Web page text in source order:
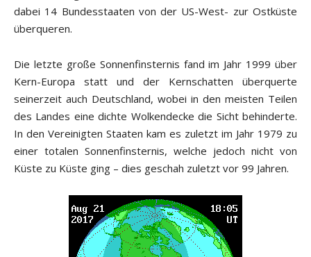
dabei 14 Bundesstaaten von der US-West- zur Ostküste
überqueren.
Die letzte große Sonnenfinsternis fand im Jahr 1999 über
Kern-Europa statt und der Kernschatten überquerte
seinerzeit auch Deutschland, wobei in den meisten Teilen
des Landes eine dichte Wolkendecke die Sicht behinderte.
In den Vereinigten Staaten kam es zuletzt im Jahr 1979 zu
einer totalen Sonnenfinsternis, welche jedoch nicht von
Küste zu Küste ging – dies geschah zuletzt vor 99 Jahren.